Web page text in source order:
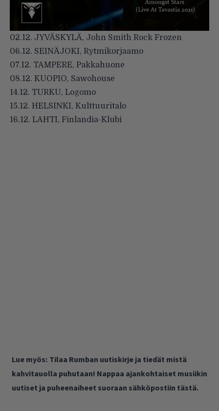
02.12. JYVÄSKYLÄ, John Smith Rock Frozen
06.12. SEINÄJOKI, Rytmikorjaamo
07.12. TAMPERE, Pakkahuone
08.12. KUOPIO, Sawohouse
14.12. TURKU, Logomo
15.12. HELSINKI, Kulttuuritalo
16.12. LAHTI, Finlandia-Klubi
Lue myös: Tilaa Rumban uutiskirje ja tiedät mistä
kahvitauolla puhutaan! Nappaa ajankohtaiset musiikin
uutiset ja puheenaiheet suoraan sähköpostiin tästä.